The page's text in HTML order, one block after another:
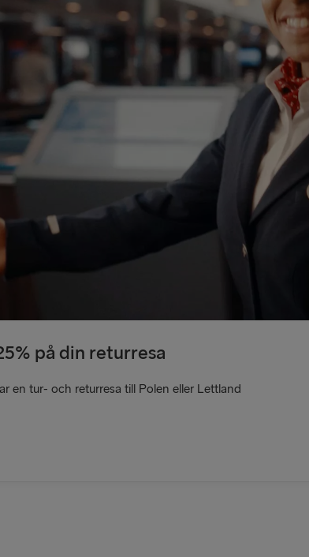
på din returresa
en tur- och returresa till Polen eller Lettland